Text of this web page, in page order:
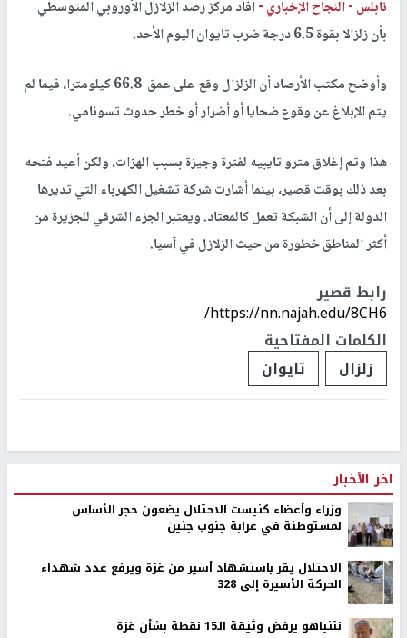
نابلس -النجاح الإخباري -أفاد مركز رصد الزلازل الأوروبي المتوسطي
بأن زلزالا بقوة 6.5 درجة ضرب تايوان اليوم الأحد.
وأوضح مكتب الأرصاد أن الزلزال وقع على عمق 66.8 كيلومترا، فيما لم
يتم الإبلاغ عن وقوع ضحايا أو أضرار أو خطر حدوث تسونامي.
هذا وتم إغلاق مترو تايبيه لفترة وجيزة بسبب الهزات، ولكن أعيد فتحه
بعد ذلك بوقت قصير، بينما أشارت شركة تشغيل الكهرباء التي تديرها
الدولة إلى أن الشبكة تعمل كالمعتاد. ويعتبر الجزء الشرقي للجزيرة من
أكثر المناطق خطورة من حيث الزلازل في آسيا.
رابط قصير
https://nn.najah.edu/8CH6/
الكلمات المفتاحية
زلزال
تايوان
اخر الأخبار
وزراء وأعضاء كنيست الاحتلال يضعون حجر الأساس
لمستوطنة في عرابة جنوب جنين
الاحتلال يقر باستشهاد أسير من غزة ويرفع عدد شهداء
الحركة الأسيرة إلى 328
نتنياهو يرفض وثيقة الـ15 نقطة بشأن غزة